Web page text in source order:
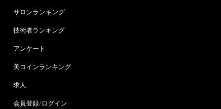
サロンランキング
技術者ランキング
アンケート
美コインランキング
求人
会員登録/ログイン